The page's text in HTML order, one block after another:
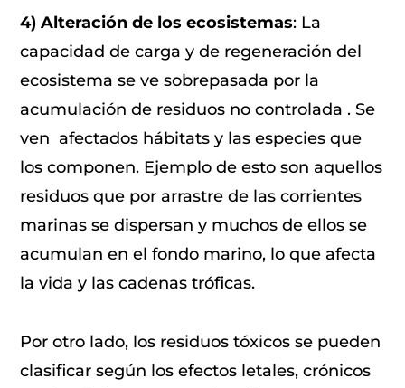
4) Alteración de los ecosistemas: La
capacidad de carga y de regeneración del
ecosistema se ve sobrepasada por la
acumulación de residuos no controlada . Se
ven afectados hábitats y las especies que
los componen. Ejemplo de esto son aquellos
residuos que por arrastre de las corrientes
marinas se dispersan y muchos de ellos se
acumulan en el fondo marino, lo que afecta
la vida y las cadenas tróficas.
Por otro lado, los residuos tóxicos se pueden
clasificar según los efectos letales, crónicos